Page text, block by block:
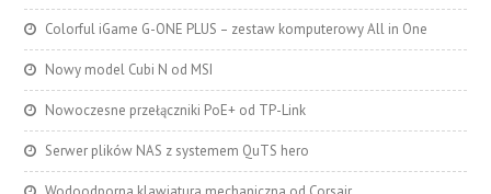
Colorful iGame G-ONE PLUS – zestaw komputerowy All in One
Nowy model Cubi N od MSI
Nowoczesne przełączniki PoE+ od TP-Link
Serwer plików NAS z systemem QuTS hero